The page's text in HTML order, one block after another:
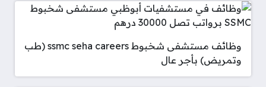
وظائف مستشفى شخبوط ssmc seha careers (طب
وتمريض) بأجر عال